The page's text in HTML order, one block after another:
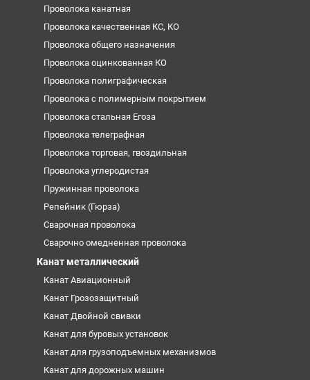
Проволока канатная
Проволока качественная КС, КО
Проволока общего назначения
Проволока оцинкованная КО
Проволока полиграфическая
Проволока с полимерным покрытием
Проволока стальная Егоза
Проволока телеграфная
Проволока торговая, гвоздильная
Проволока углеродистая
Пружинная проволока
Репейник (Гюрза)
Сварочная проволока
Сварочно омедненная проволока
Канат металлический
Канат Авиационный
Канат Грозозащитный
Канат Двойной свивки
Канат для буровых установок
Канат для грузоподъемных механизмов
Канат для дорожных машин